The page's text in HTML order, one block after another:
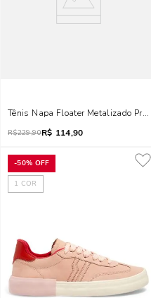
Tênis Napa Floater Metalizado Prata
R$229,90R$ 114,90
-50% OFF
1 COR